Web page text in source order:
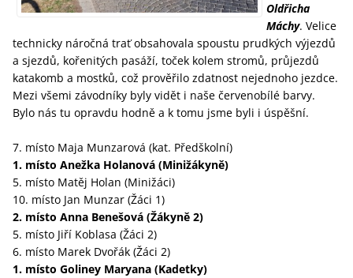
Oldřicha
Máchy. Velice
technicky náročná trať obsahovala spoustu prudkých výjezdů
a sjezdů, kořenitých pasáží, toček kolem stromů, průjezdů
katakomb a mostků, což prověřilo zdatnost nejednoho jezdce.
Mezi všemi závodníky byly vidět i naše červenobílé barvy.
Bylo nás tu opravdu hodně a k tomu jsme byli i úspěšní.
7. místo Maja Munzarová (kat. Předškolní)
1. místo Anežka Holanová (Minižákyně)
5. místo Matěj Holan (Minižáci)
10. místo Jan Munzar (Žáci 1)
2. místo Anna Benešová (Žákyně 2)
5. místo Jiří Koblasa (Žáci 2)
6. místo Marek Dvořák (Žáci 2)
1. místo Goliney Maryana (Kadetky)